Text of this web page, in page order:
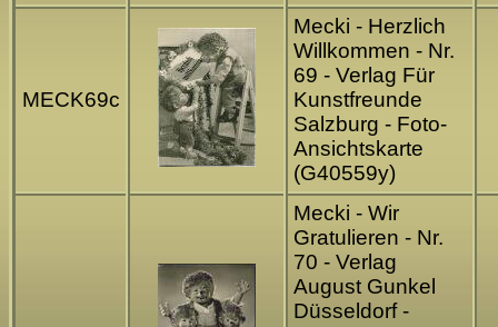
MECK69c
Mecki - Herzlich
Willkommen - Nr.
69 - Verlag Für
Kunstfreunde
Salzburg - Foto-
Ansichtskarte
(G40559y)
Mecki - Wir
Gratulieren - Nr.
70 - Verlag
August Gunkel
Düsseldorf -